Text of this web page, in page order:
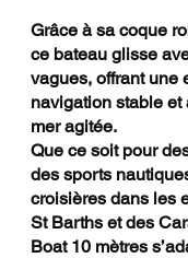
Grâce à sa coque
ce bateau glisse
vagues, offrant une
navigation stable
mer agitée.
Que ce soit pour
des sports
croisières dans les
St Barths et des
Boat 10 mètres